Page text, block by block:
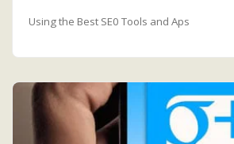
Using the Best SE0 Tools and Aps